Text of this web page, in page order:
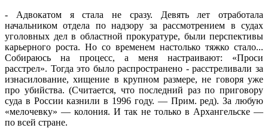
- Адвокатом я стала не сразу. Девять лет отработала
начальником отдела по надзору за рассмотрением в судах
уголовных дел в областной прокуратуре, были перспективы
карьерного роста. Но со временем настолько тяжко стало...
Собираюсь на процесс, а меня настраивают: «Проси
расстрел». Тогда это было распространено - расстреливали за
изнасилование, хищение в крупном размере, не говоря уже
про убийства. (Считается, что последний раз по приговору
суда в России казнили в 1996 году. — Прим. ред). За любую
«мелочевку» — колония. И так не только в Архангельске —
по всей стране.